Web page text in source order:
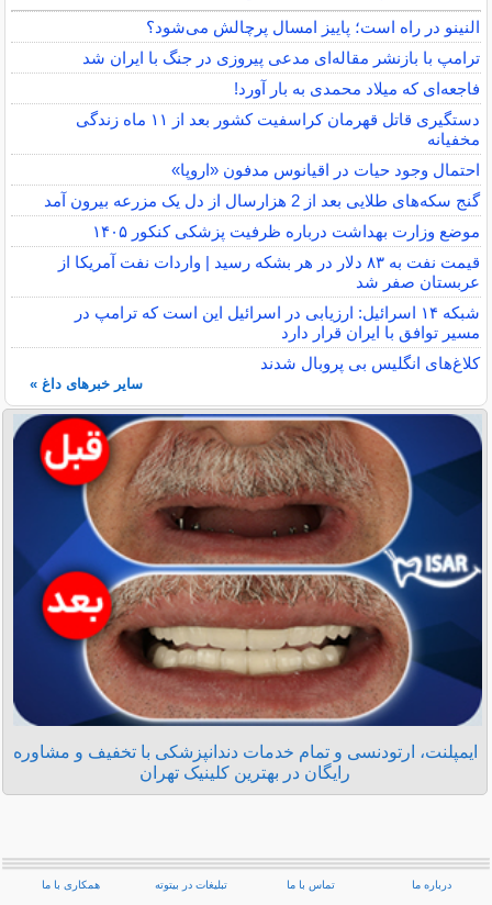
النینو در راه است؛ پاییز امسال پرچالش می‌شود؟
ترامپ با بازنشر مقاله‌ای مدعی پیروزی در جنگ با ایران شد
فاجعه‌ای که میلاد محمدی به بار آورد!
دستگیری قاتل قهرمان کراسفیت کشور بعد از ۱۱ ماه زندگی
مخفیانه
احتمال وجود حیات در اقیانوس مدفون «اروپا»
گنج سکه‌های طلایی بعد از 2 هزارسال از دل یک مزرعه بیرون آمد
موضع وزارت بهداشت درباره ظرفیت پزشکی کنکور ۱۴۰۵
قیمت نفت به ۸۳ دلار در هر بشکه رسید | واردات نفت آمریکا از
عربستان صفر شد
شبکه ۱۴ اسرائیل: ارزیابی در اسرائیل این است که ترامپ در
مسیر توافق با ایران قرار دارد
کلاغ‌های انگلیس بی پروبال شدند
سایر خبرهای داغ »
ایمپلنت، ارتودنسی و تمام خدمات دندانپزشکی با تخفیف و مشاوره
رایگان در بهترین کلینیک تهران
درباره ما تماس با ما تبلیغات در بیتوته همکاری با ما